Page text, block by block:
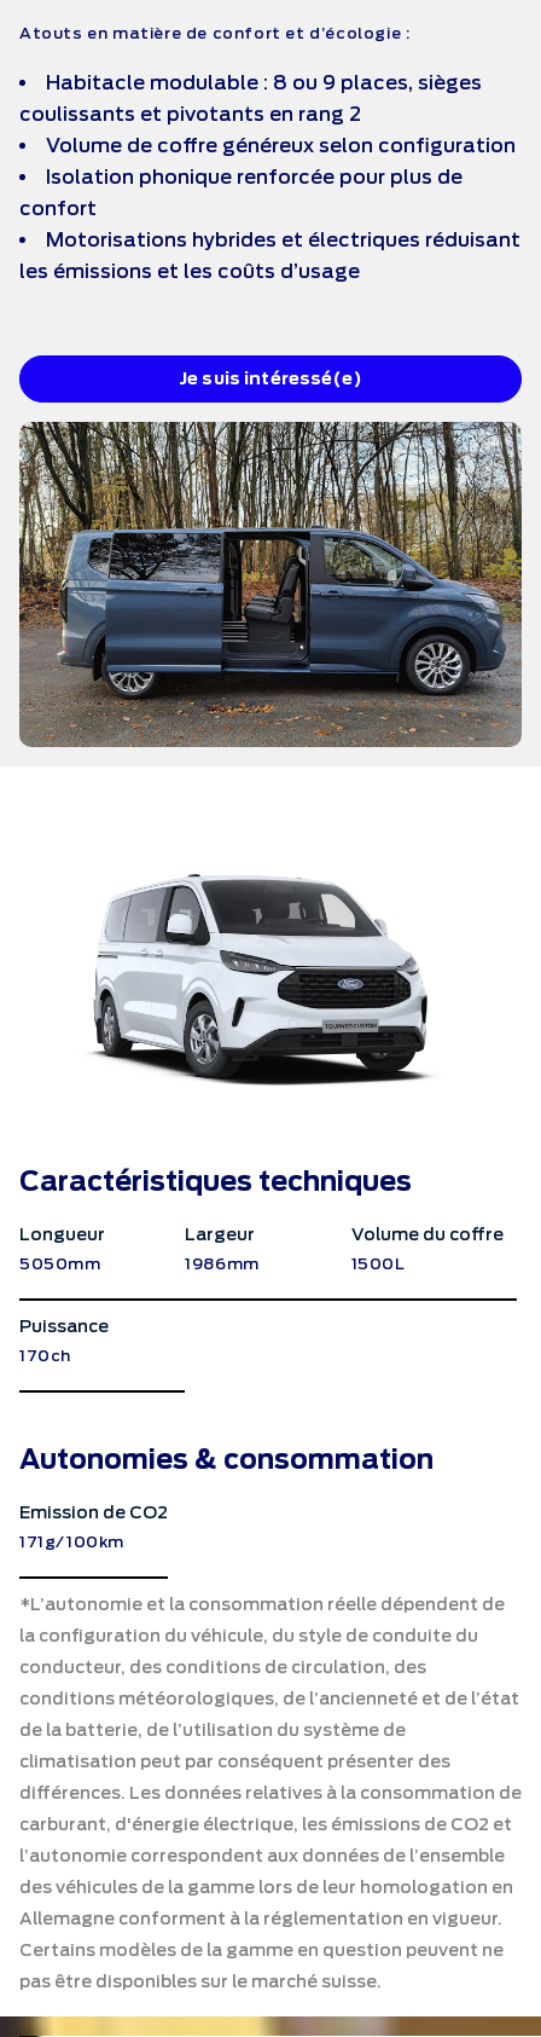
Atouts en matière de confort et d’écologie :
Habitacle modulable : 8 ou 9 places, sièges
coulissants et pivotants en rang 2
Volume de coffre généreux selon configuration
Isolation phonique renforcée pour plus de
confort
Motorisations hybrides et électriques réduisant
les émissions et les coûts d’usage
Je suis intéressé(e)
Caractéristiques techniques
Longueur
5050mm
Largeur
1986mm
Volume du coffre
1500L
Puissance
170ch
Autonomies & consommation
Emission de CO2
171g/100km
*L’autonomie et la consommation réelle dépendent de
la configuration du véhicule, du style de conduite du
conducteur, des conditions de circulation, des
conditions météorologiques, de l’ancienneté et de l’état
de la batterie, de l’utilisation du système de
climatisation peut par conséquent présenter des
différences. Les données relatives à la consommation de
carburant, d'énergie électrique, les émissions de CO2 et
l’autonomie correspondent aux données de l’ensemble
des véhicules de la gamme lors de leur homologation en
Allemagne conforment à la réglementation en vigueur.
Certains modèles de la gamme en question peuvent ne
pas être disponibles sur le marché suisse.